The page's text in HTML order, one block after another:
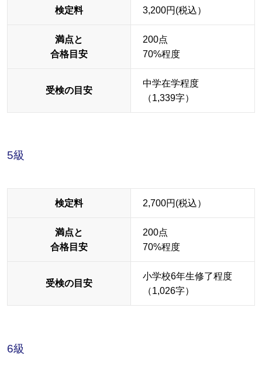
検定料 3,200円(税込）
満点と
合格目安
200点
70%程度
受検の目安
中学在学程度
（1,339字）
5級
検定料 2,700円(税込）
満点と
合格目安
200点
70%程度
受検の目安
小学校6年生修了程度
（1,026字）
6級